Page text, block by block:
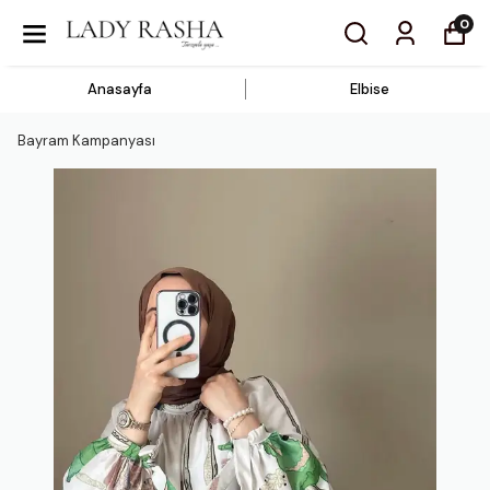
0
Anasayfa Elbise
Bayram Kampanyası